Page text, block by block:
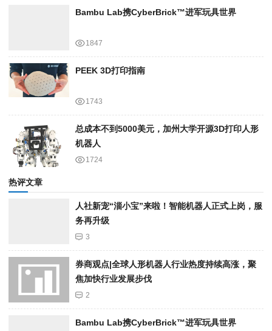
Bambu Lab携Cyber​​Brick™进军玩具世界
1847
PEEK 3D打印指南
1743
总成本不到5000美元，加州大学开源3D打印人形
机器人
1724
热评文章
人社新宠“淄小宝”来啦！智能机器人正式上岗，服
务再升级
3
券商观点|全球人形机器人行业热度持续高涨，聚
焦加快行业发展步伐
2
Bambu Lab携Cyber​​Brick™进军玩具世界